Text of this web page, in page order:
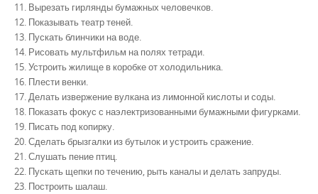
11. Вырезать гирлянды бумажных человечков.
12. Показывать театр теней.
13. Пускать блинчики на воде.
14. Рисовать мультфильм на полях тетради.
15. Устроить жилище в коробке от холодильника.
16. Плести венки.
17. Делать извержение вулкана из лимонной кислоты и соды.
18. Показать фокус с наэлектризованными бумажными фигурками.
19. Писать под копирку.
20. Сделать брызгалки из бутылок и устроить сражение.
21. Слушать пение птиц.
22. Пускать щепки по течению, рыть каналы и делать запруды.
23. Построить шалаш.